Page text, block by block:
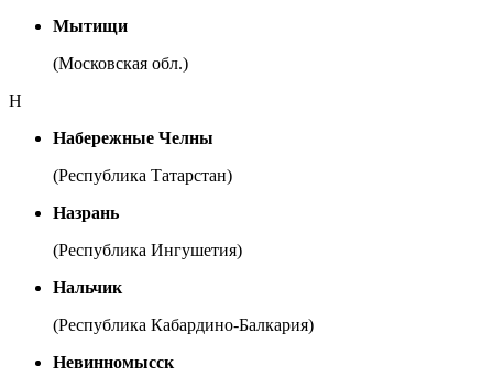
Мытищи
(Московская обл.)
Н
Набережные Челны
(Республика Татарстан)
Назрань
(Республика Ингушетия)
Нальчик
(Республика Кабардино-Балкария)
Невинномысск